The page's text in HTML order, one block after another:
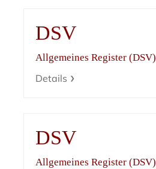
DSV
Allgemeines Register (DSV)
Details
DSV
Allgemeines Register (DSV)